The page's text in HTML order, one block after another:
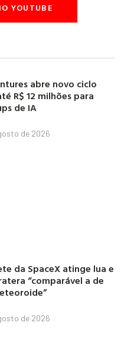
YOUTUBE
abre novo ciclo
R$ 12 milhões para
de IA
de 2026
da SpaceX atinge lua e
“comparável a de
de 2026